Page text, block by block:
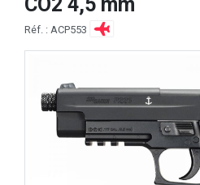
Réf. : ACP553